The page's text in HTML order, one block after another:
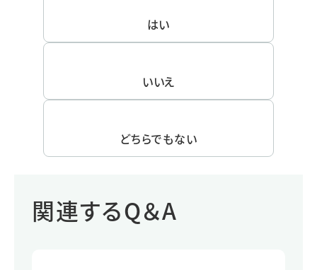
はい
いいえ
どちらでもない
関連するQ＆A